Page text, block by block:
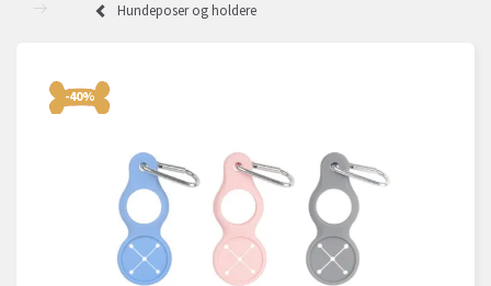
Hundeposer og holdere
-40%